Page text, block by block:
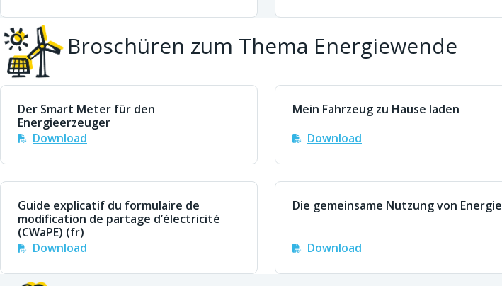
Broschüren zum Thema Energiewende
Der Smart Meter für den
Energieerzeuger
Download
Mein Fahrzeug zu Hause laden
Download
Guide explicatif du formulaire de
modification de partage d’électricité
(CWaPE) (fr)
Download
Die gemeinsame Nutzung von Energie
Download